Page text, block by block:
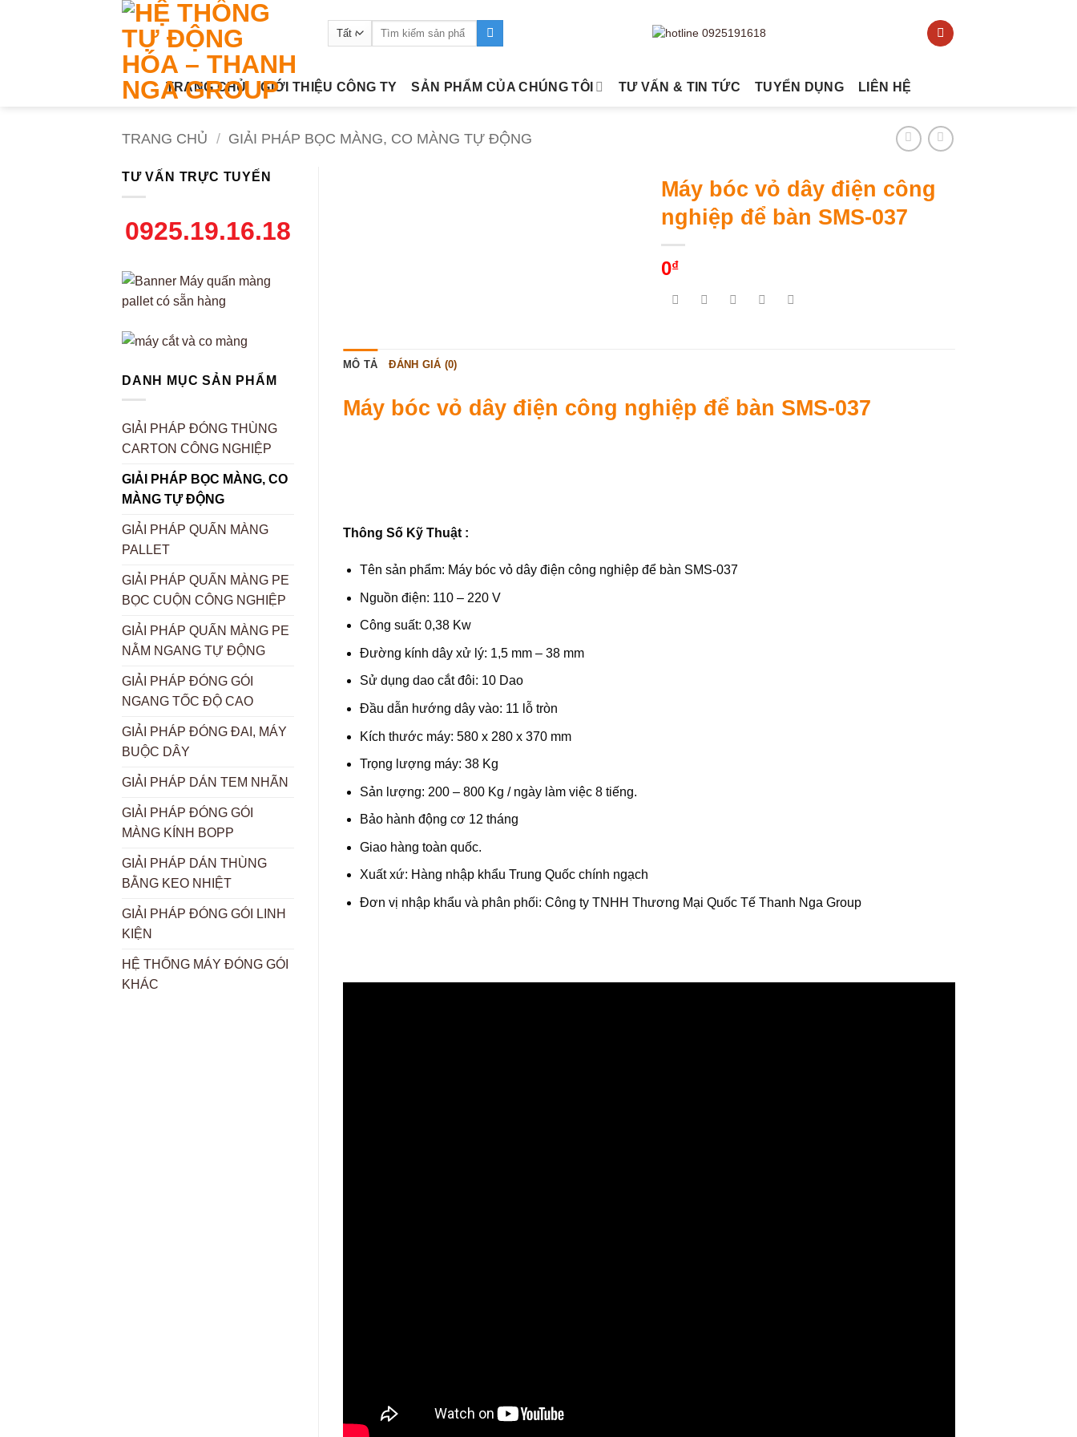
Tìm
TRANG CHỦ GIỚI THIỆU CÔNG TY SẢN PHẨM CỦA CHÚNG TÔI TƯ VẤN & TIN TỨC TUYỂN DỤNG LIÊN HỆ
TRANG CHỦ / GIẢI PHÁP BỌC MÀNG, CO MÀNG TỰ ĐỘNG
TƯ VẤN TRỰC TUYẾN
0925.19.16.18
DANH MỤC SẢN PHẨM
GIẢI PHÁP ĐÓNG THÙNG
CARTON CÔNG NGHIỆP
GIẢI PHÁP BỌC MÀNG, CO
MÀNG TỰ ĐỘNG
GIẢI PHÁP QUẤN MÀNG
PALLET
GIẢI PHÁP QUẤN MÀNG PE
BỌC CUỘN CÔNG NGHIỆP
GIẢI PHÁP QUẤN MÀNG PE
NẰM NGANG TỰ ĐỘNG
GIẢI PHÁP ĐÓNG GÓI
NGANG TỐC ĐỘ CAO
GIẢI PHÁP ĐÓNG ĐAI, MÁY
BUỘC DÂY
GIẢI PHÁP DÁN TEM NHÃN
GIẢI PHÁP ĐÓNG GÓI
MÀNG KÍNH BOPP
GIẢI PHÁP DÁN THÙNG
BẰNG KEO NHIỆT
GIẢI PHÁP ĐÓNG GÓI LINH
KIỆN
HỆ THỐNG MÁY ĐÓNG GÓI
KHÁC
Máy bóc vỏ dây điện công
nghiệp để bàn SMS-037
0₫
MÔ TẢ ĐÁNH GIÁ (0)
Máy bóc vỏ dây điện công nghiệp để bàn SMS-037
Thông Số Kỹ Thuật :
Tên sản phẩm: Máy bóc vỏ dây điện công nghiệp để bàn SMS-037
Nguồn điện: 110 – 220 V
Công suất: 0,38 Kw
Đường kính dây xử lý: 1,5 mm – 38 mm
Sử dụng dao cắt đôi: 10 Dao
Đầu dẫn hướng dây vào: 11 lỗ tròn
Kích thước máy: 580 x 280 x 370 mm
Trọng lượng máy: 38 Kg
Sản lượng: 200 – 800 Kg / ngày làm việc 8 tiếng.
Bảo hành động cơ 12 tháng
Giao hàng toàn quốc.
Xuất xứ: Hàng nhập khẩu Trung Quốc chính ngạch
Đơn vị nhập khẩu và phân phối: Công ty TNHH Thương Mại Quốc Tế Thanh Nga Group